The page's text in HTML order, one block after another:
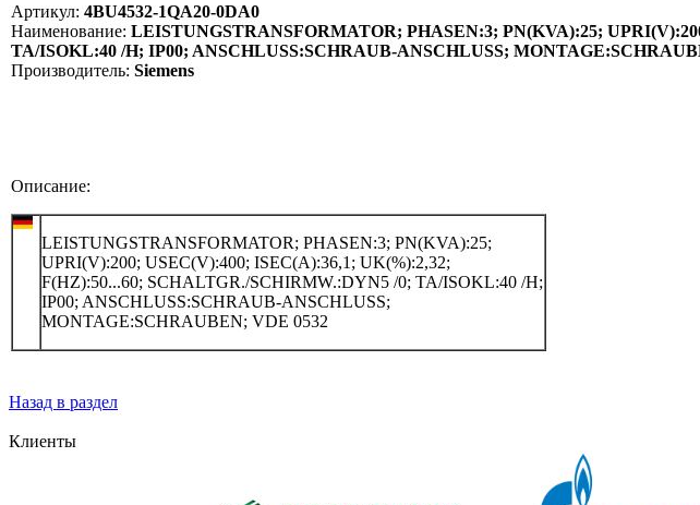
Артикул: 4BU4532-1QA20-0DA0
Наименование: LEISTUNGSTRANSFORMATOR; PHASEN:3; PN(KVA):25;
TA/ISOKL:40 /H; IP00; ANSCHLUSS:SCHRAUB-ANSCHLUSS;
Производитель: Siemens
Описание:
LEISTUNGSTRANSFORMATOR; PHASEN:3; PN(KVA):25;
UPRI(V):200; USEC(V):400; ISEC(A):36,1; UK(%):2,32;
F(HZ):50...60; SCHALTGR./SCHIRMW.:DYN5 /0; TA/ISOKL:40 /H;
IP00; ANSCHLUSS:SCHRAUB-ANSCHLUSS;
MONTAGE:SCHRAUBEN; VDE 0532
Назад в раздел
Клиенты